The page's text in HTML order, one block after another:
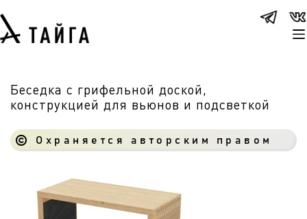
Беседка с грифельной доской,
конструкцией для вьюнов и подсветкой
Охраняется авторским правом